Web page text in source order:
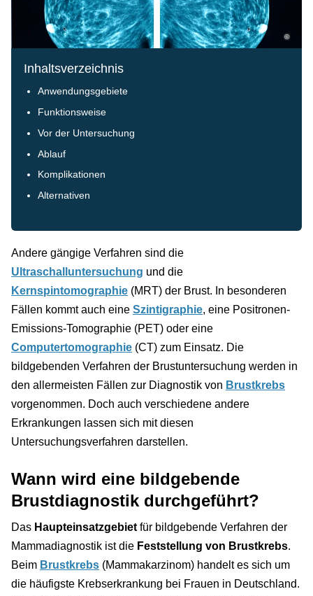
©
Inhaltsverzeichnis
Anwendungsgebiete
Funktionsweise
Vor der Untersuchung
Ablauf
Komplikationen
Alternativen
Andere gängige Verfahren sind die
Ultraschalluntersuchung und die
Kernspintomographie (MRT) der Brust. In besonderen
Fällen kommt auch eine Szintigraphie, eine Positronen-
Emissions-Tomographie (PET) oder eine
Computertomographie (CT) zum Einsatz. Die
bildgebenden Verfahren der Brustuntersuchung werden in
den allermeisten Fällen zur Diagnostik von Brustkrebs
vorgenommen. Doch auch verschiedene andere
Erkrankungen lassen sich mit diesen
Untersuchungsverfahren darstellen.
Wann wird eine bildgebende
Brustdiagnostik durchgeführt?
Das Haupteinsatzgebiet für bildgebende Verfahren der
Mammadiagnostik ist die Feststellung von Brustkrebs.
Beim Brustkrebs (Mammakarzinom) handelt es sich um
die häufigste Krebserkrankung bei Frauen in Deutschland.